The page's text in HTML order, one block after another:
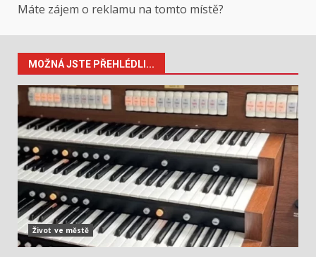
Máte zájem o reklamu na tomto místě?
MOŽNÁ JSTE PŘEHLÉDLI...
Život ve městě